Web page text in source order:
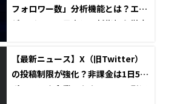
フォロワー数」分析機能とは？エン
ゲージメント最大化の新指標を徹底
【最新ニュース】X（旧Twitter）
の投稿制限が強化？非課金は1日50
ポストに｜企業アカウントへの影響